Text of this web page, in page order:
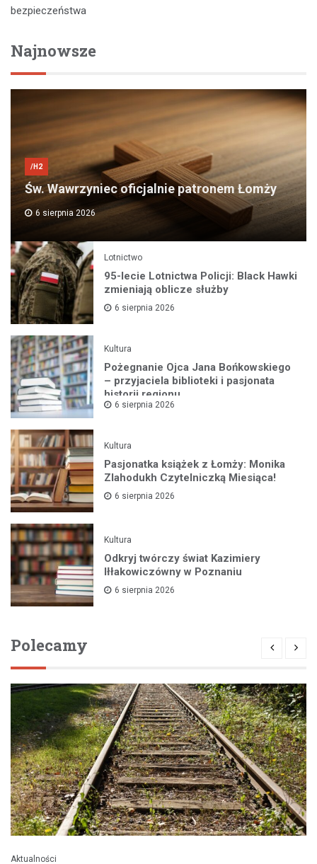
bezpieczeństwa
Najnowsze
/H2
Św. Wawrzyniec oficjalnie patronem Łomży
6 sierpnia 2026
Lotnictwo
95-lecie Lotnictwa Policji: Black Hawki
zmieniają oblicze służby
6 sierpnia 2026
Kultura
Pożegnanie Ojca Jana Bońkowskiego
– przyjaciela biblioteki i pasjonata
historii regionu
6 sierpnia 2026
Kultura
Pasjonatka książek z Łomży: Monika
Zlahodukh Czytelniczką Miesiąca!
6 sierpnia 2026
Kultura
Odkryj twórczy świat Kazimiery
Iłłakowiczówny w Poznaniu
6 sierpnia 2026
Polecamy
Aktualności